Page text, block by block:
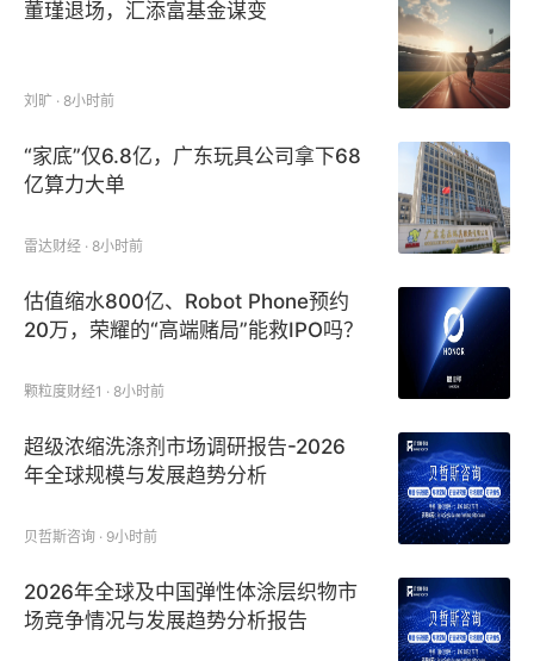
董瑾退场，汇添富基金谋变
刘旷 · 8小时前
“家底”仅6.8亿，广东玩具公司拿下68
亿算力大单
雷达财经 · 8小时前
估值缩水800亿、Robot Phone预约
20万，荣耀的“高端赌局”能救IPO吗？
颗粒度财经1 · 8小时前
超级浓缩洗涤剂市场调研报告-2026
年全球规模与发展趋势分析
贝哲斯咨询 · 9小时前
2026年全球及中国弹性体涂层织物市
场竞争情况与发展趋势分析报告